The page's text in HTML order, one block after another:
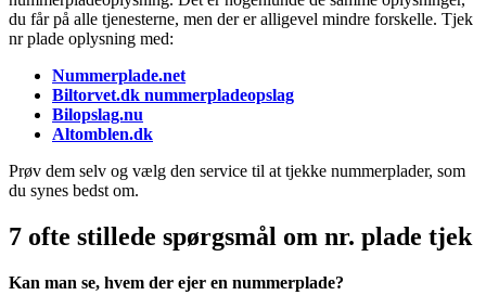
du får på alle tjenesterne, men der er alligevel mindre forskelle. Tjek
nr plade oplysning med:
Nummerplade.net
Biltorvet.dk nummerpladeopslag
Bilopslag.nu
Altomblen.dk
Prøv dem selv og vælg den service til at tjekke nummerplader, som
du synes bedst om.
7 ofte stillede spørgsmål om nr. plade tjek
Kan man se, hvem der ejer en nummerplade?